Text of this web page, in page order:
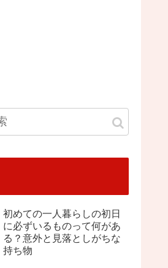
初めての一人暮らしの初日
に必ずいるものって何があ
る？意外と見落としがちな
持ち物